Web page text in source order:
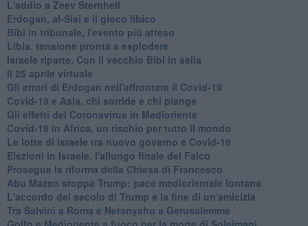
L'addio a ​Zeev Sternhell
Erdogan, al-Sisi e il gioco libico
Bibi in tribunale, l'evento più atteso
Libia, tensione pronta a esplodere
Israele riparte. Con il vecchio Bibi in sella
Il 25 aprile virtuale
Gli errori di Erdogan nell'affrontare il Covid-19
Covid-19 e Asia, chi sorride e chi piange
Gli effetti del Coronavirus in Medioriente
Covid-19 in Africa, un rischio per tutto il mondo
Le lotte di Israele tra nuovo governo e Covid-19
Elezioni in Israele, l'allungo finale del Falco
Prosegue la riforma della Chiesa di Francesco
Abu Mazen stoppa Trump: pace mediorientale lontana
L'accordo del secolo di Trump e la fine di un'amicizia
Tra Salvini a Roma e Netanyahu a Gerusalemme